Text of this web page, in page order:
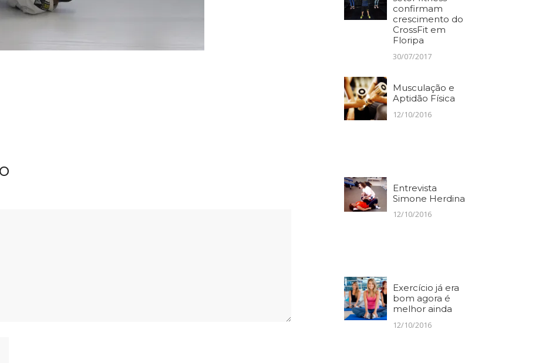
confirmam
crescimento do
CrossFit em
Floripa
30/07/2017
Musculação e
Aptidão Física
12/10/2016
Entrevista
Simone Herdina
12/10/2016
Exercício já era
bom agora é
melhor ainda
12/10/2016